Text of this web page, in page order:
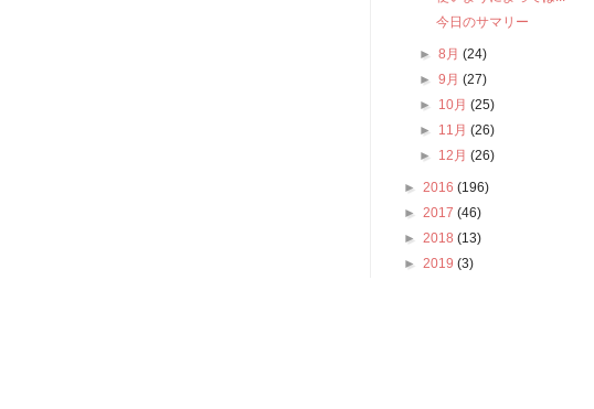
今日のサマリー
►8月(24)
►9月(27)
► 10月(25)
► 11月(26)
► 12月(26)
► 2016 (196)
► 2017 (46)
► 2018 (13)
► 2019 (3)